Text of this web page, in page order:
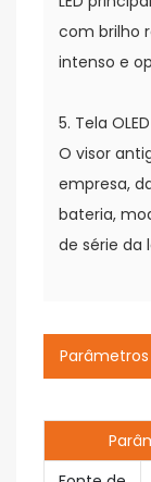
com brilho
intenso e
5. Tela
O visor
empresa,
bateria,
de série da